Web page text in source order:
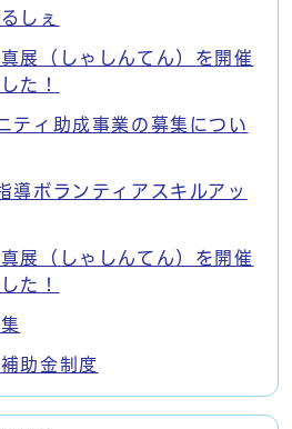
しぇ
展（しゃしんてん）を開催
た！
ティ助成事業の募集につい
導ボランティアスキルアッ
展（しゃしんてん）を開催
た！
助金制度